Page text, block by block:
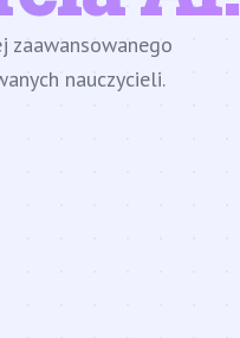
zaawansowanego
nauczycieli.